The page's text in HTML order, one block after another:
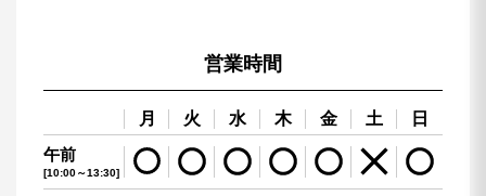
営業時間
月 火 水 木 金 土
日
午前
[10:00～13:30]